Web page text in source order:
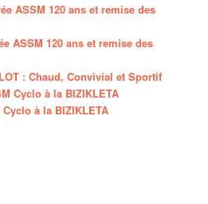
ASSM 120 ans et remise des
ASSM 120 ans et remise des
: Chaud, Convivial et Sportif
Cyclo à la BIZIKLETA
Cyclo à la BIZIKLETA